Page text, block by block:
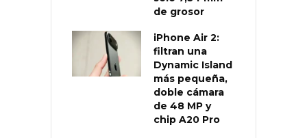
de grosor
iPhone Air 2:
filtran una
Dynamic Island
más pequeña,
doble cámara
de 48 MP y
chip A20 Pro